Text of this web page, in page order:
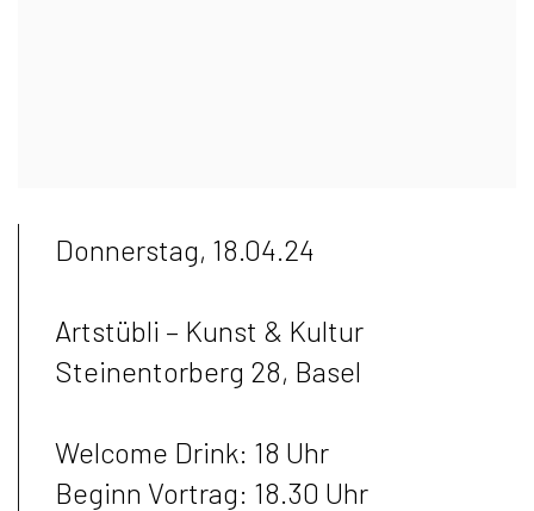
Donnerstag, 18.04.24
Artstübli – Kunst & Kultur
Steinentorberg 28, Basel
Welcome Drink: 18 Uhr
Beginn Vortrag: 18.30 Uhr